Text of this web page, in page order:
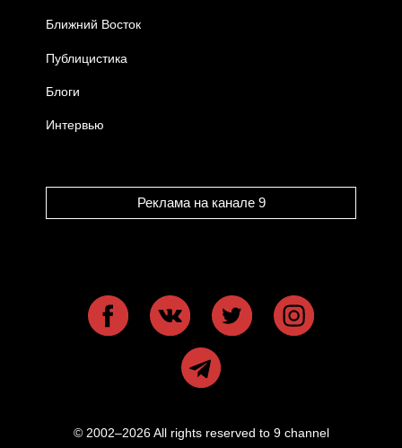
Ближний Восток
Публицистика
Блоги
Интервью
Реклама на канале 9
© 2002–2026 All rights reserved to 9 channel